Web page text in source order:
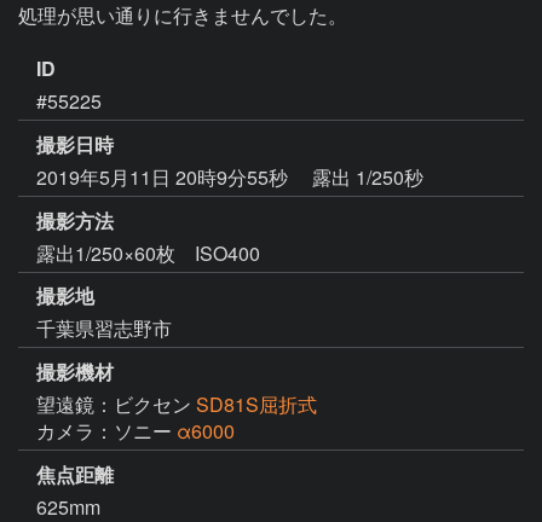
処理が思い通りに行きませんでした。
ID
#55225
撮影日時
2019年5月11日 20時9分55秒
露出 1/250秒
撮影方法
露出1/250×60枚 ISO400
撮影地
千葉県習志野市
撮影機材
望遠鏡：ビクセン SD81S屈折式
カメラ：ソニー α6000
焦点距離
625mm